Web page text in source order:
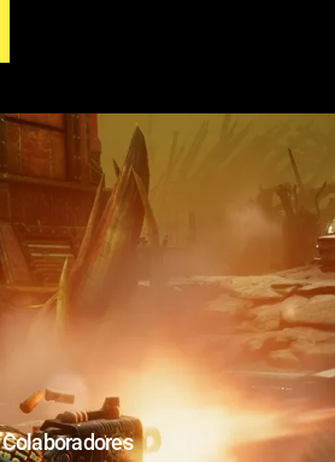
Colaboradores